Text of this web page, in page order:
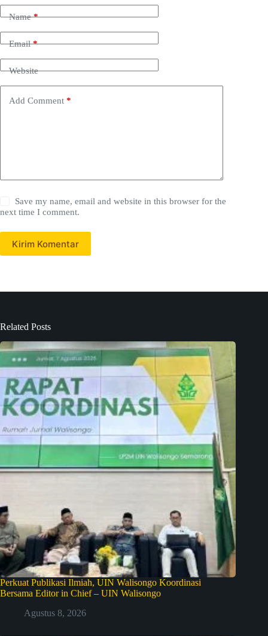
Name*
Email*
Website
Add Comment *
Save my name, email and website in this browser for the
next time I comment.
Kirim Komentar
Related Posts
Perkuat Publikasi Ilmiah, UIN Walisongo Koordinasi
Bersama Editor in Chief – UIN Walisongo
Agustus 8, 2026